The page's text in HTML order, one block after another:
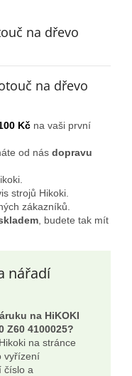
na dřevo
na dřevo
Kč na vaši první
od nás dopravu
strojů Hikoki.
zákazníků.
, budete tak mít
nářadí
na HiKOKI
Z60 4100025?
na stránce
vyřízení
číslo a